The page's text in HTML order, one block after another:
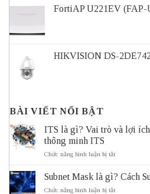
FortiAP U221EV (FAP-
HIKVISION DS-
BÀI VIẾT NỔI BẬT
ITS là gì? Vai trò và lợi
thông minh ITS
Chức năng bình luận bị tắtở
gì?
Vai
Subnet Mask là gì? Cách
Chức năng bình luận bị tắtở